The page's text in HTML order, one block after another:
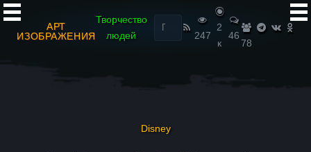
АРТ
ИЗОБРАЖЕНИЯ
Творчество
людей
Найти:
247
2
к
46
78
Disney